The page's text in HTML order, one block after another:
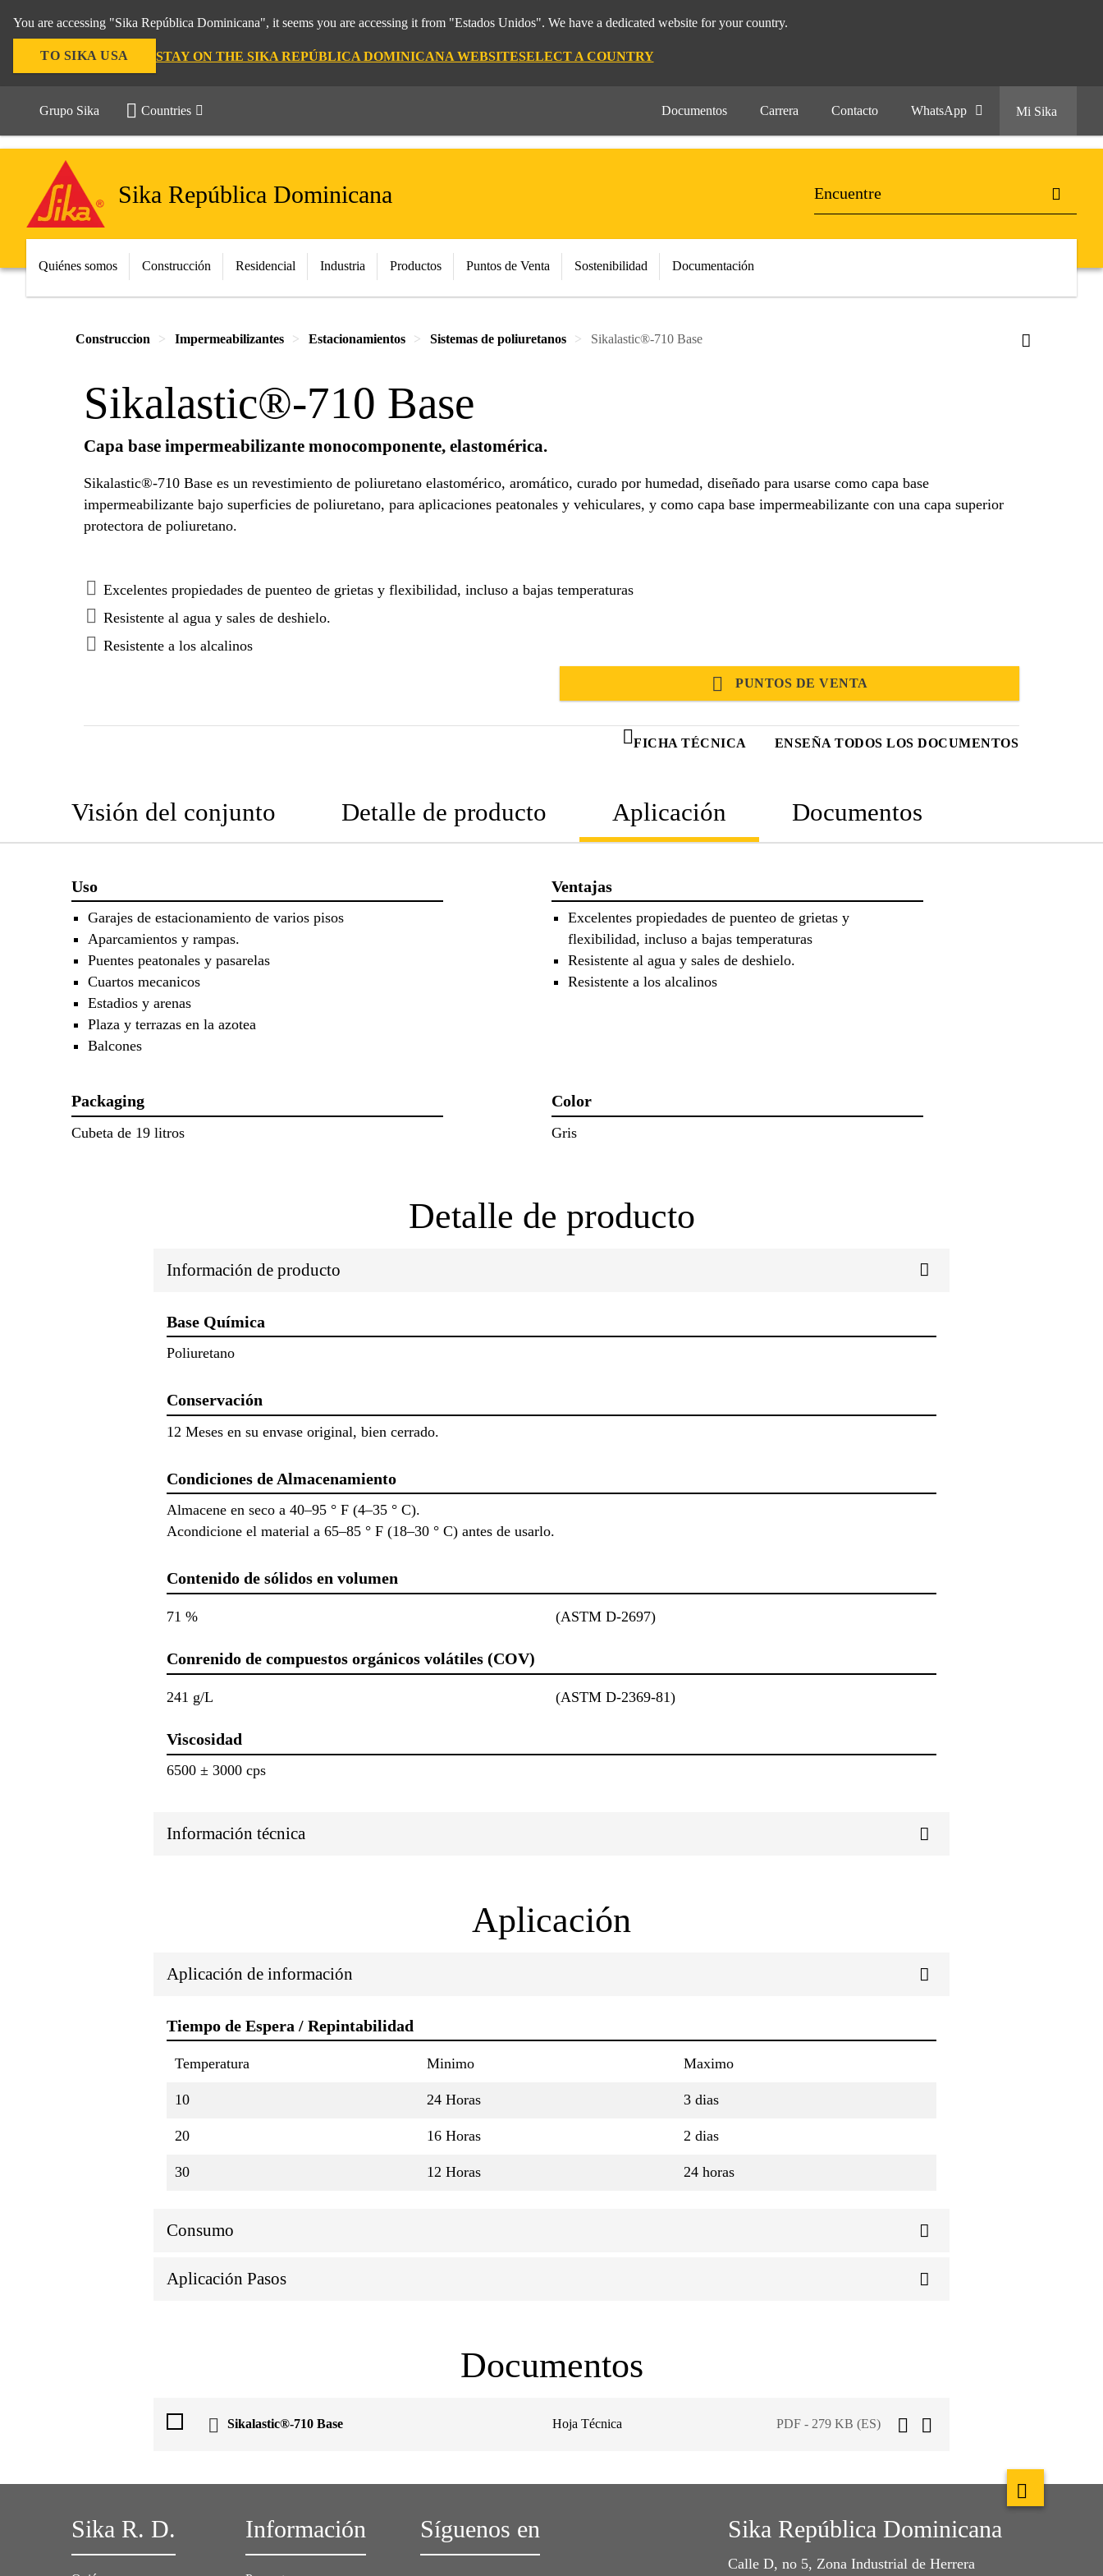
You are accessing "Sika República Dominicana", it seems you are accessing it from "Estados Unidos". We have a dedicated website for your country.
TO SIKA USA STAY ON THE SIKA REPÚBLICA DOMINICANA WEBSITESELECT A COUNTRY
Grupo Sika Countries Documentos Carrera Contacto WhatsApp Mi Sika
Sika República Dominicana
Quiénes somos Construcción Residencial Industria Productos Puntos de Venta Sostenibilidad Documentación
Construccion Impermeabilizantes Estacionamientos Sistemas de poliuretanos Sikalastic®-710 Base
Sikalastic®-710 Base
Capa base impermeabilizante monocomponente, elastomérica.
Sikalastic®-710 Base es un revestimiento de poliuretano elastomérico, aromático, curado por humedad, diseñado para usarse como capa base
impermeabilizante bajo superficies de poliuretano, para aplicaciones peatonales y vehiculares, y como capa base impermeabilizante con una capa superior
protectora de poliuretano.
Excelentes propiedades de puenteo de grietas y flexibilidad, incluso a bajas temperaturas
Resistente al agua y sales de deshielo.
Resistente a los alcalinos
PUNTOS DE VENTA
FICHA TÉCNICA ENSEÑA TODOS LOS DOCUMENTOS
Visión del conjunto Detalle de producto Aplicación Documentos
Uso
Garajes de estacionamiento de varios pisos
Aparcamientos y rampas.
Puentes peatonales y pasarelas
Cuartos mecanicos
Estadios y arenas
Plaza y terrazas en la azotea
Balcones
Ventajas
Excelentes propiedades de puenteo de grietas y
flexibilidad, incluso a bajas temperaturas
Resistente al agua y sales de deshielo.
Resistente a los alcalinos
Packaging
Cubeta de 19 litros
Color
Gris
Detalle de producto
Información de producto
Base Química
Poliuretano
Conservación
12 Meses en su envase original, bien cerrado.
Condiciones de Almacenamiento
Almacene en seco a 40–95 ° F (4–35 ° C).
Acondicione el material a 65–85 ° F (18–30 ° C) antes de usarlo.
Contenido de sólidos en volumen
71 % (ASTM D-2697)
Conrenido de compuestos orgánicos volátiles (COV)
241 g/L (ASTM D-2369-81)
Viscosidad
6500 ± 3000 cps
Información técnica
Aplicación
Aplicación de información
Tiempo de Espera / Repintabilidad
Temperatura Minimo Maximo
10 24 Horas 3 dias
20 16 Horas 2 dias
30 12 Horas 24 horas
Consumo
Aplicación Pasos
Documentos
Sikalastic®-710 Base Hoja Técnica PDF - 279 KB (ES)
Sika R. D. Información Síguenos en Sika República Dominicana
Calle D, no 5, Zona Industrial de Herrera